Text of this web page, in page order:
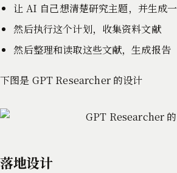
让 AI 自己想清楚研究主题，并生成一
然后执行这个计划，收集资料文献
然后整理和读取这些文献，生成报告
下图是 GPT Researcher 的设计
落地设计